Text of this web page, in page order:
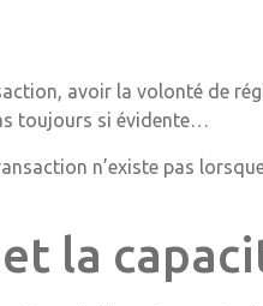
avoir la volonté de
toujours si évidente…
n’existe pas
la